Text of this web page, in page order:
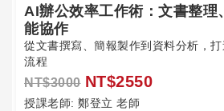
AI辦公效率工作術：文書整理
能協作
從文書撰寫、簡報製作到資料分析，
流程
NT$3000 NT$2550
授課老師: 鄭登立 老師